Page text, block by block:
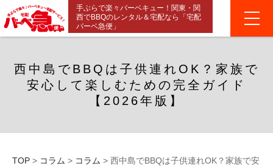
手ぶらで楽々バーベキュー！関東・関
西でBBQのレンタル＆宅配なら「宅配
バーベ急便」
西中島でBBQは子供連れOK？家族で
安心して楽しむための完全ガイド
【2026年版】
TOP > コラム > コラム > 西中島でBBQは子供連れOK？家族で安